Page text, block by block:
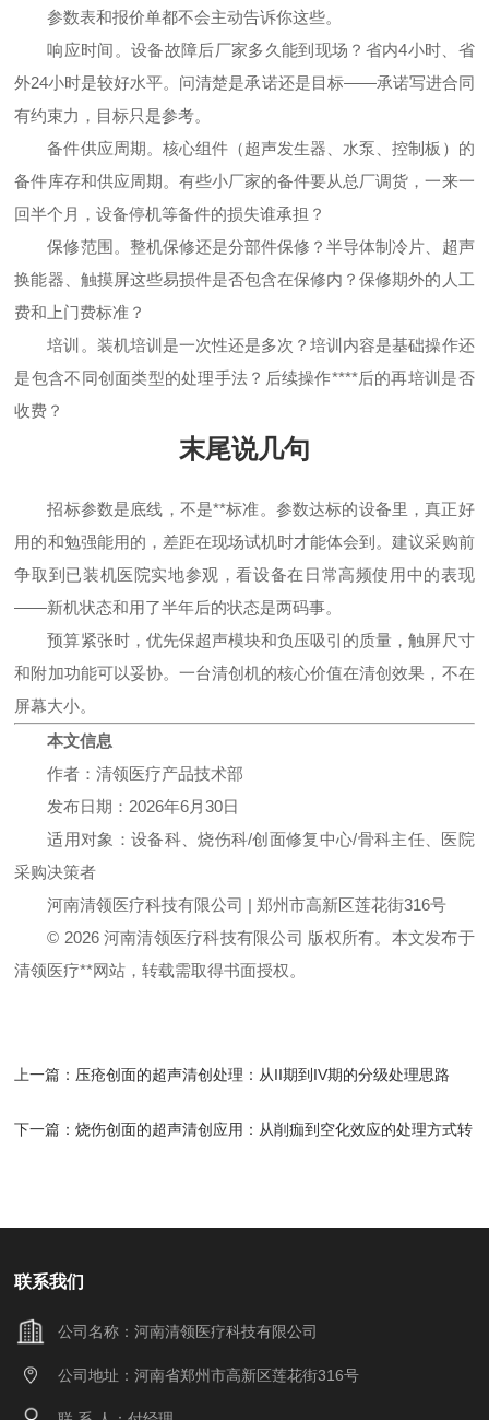
参数表和报价单都不会主动告诉你这些。
响应时间。设备故障后厂家多久能到现场？省内4小时、省
外24小时是较好水平。问清楚是承诺还是目标——承诺写进合同
有约束力，目标只是参考。
备件供应周期。核心组件（超声发生器、水泵、控制板）的
备件库存和供应周期。有些小厂家的备件要从总厂调货，一来一
回半个月，设备停机等备件的损失谁承担？
保修范围。整机保修还是分部件保修？半导体制冷片、超声
换能器、触摸屏这些易损件是否包含在保修内？保修期外的人工
费和上门费标准？
培训。装机培训是一次性还是多次？培训内容是基础操作还
是包含不同创面类型的处理手法？后续操作****后的再培训是否
收费？
末尾说几句
招标参数是底线，不是**标准。参数达标的设备里，真正好
用的和勉强能用的，差距在现场试机时才能体会到。建议采购前
争取到已装机医院实地参观，看设备在日常高频使用中的表现
——新机状态和用了半年后的状态是两码事。
预算紧张时，优先保超声模块和负压吸引的质量，触屏尺寸
和附加功能可以妥协。一台清创机的核心价值在清创效果，不在
屏幕大小。
本文信息
作者：清领医疗产品技术部
发布日期：2026年6月30日
适用对象：设备科、烧伤科/创面修复中心/骨科主任、医院
采购决策者
河南清领医疗科技有限公司 | 郑州市高新区莲花街316号
© 2026 河南清领医疗科技有限公司 版权所有。本文发布于
清领医疗**网站，转载需取得书面授权。
上一篇： 压疮创面的超声清创处理：从II期到IV期的分级处理思路
下一篇：烧伤创面的超声清创应用：从削痂到空化效应的处理方式转
联系我们
公司名称：河南清领医疗科技有限公司
公司地址：河南省郑州市高新区莲花街316号